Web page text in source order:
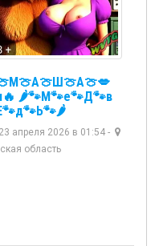
🌶️🐾М🐾е🐾Д🐾в
23 апреля 2026 в 01:54 -
область